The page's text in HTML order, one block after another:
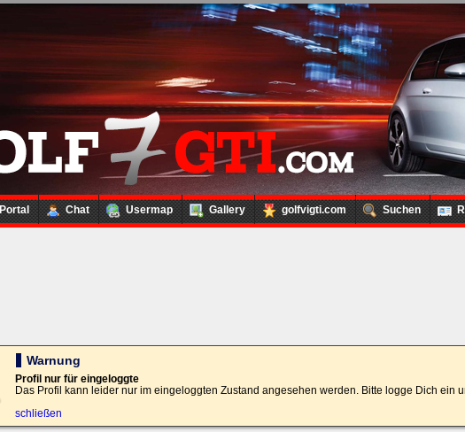
Portal Chat Usermap Gallery golfvigti.com Suchen
Loginbox
Trage
bitte
in
die
nachfolgenden
Felder
Deinen
Benutzernamen
und
Kennwort
ein,
um
Bei jedem Besuch
automatisch einloggen.
Warnung
Profil nur für eingeloggte
Das Profil kann leider nur im eingeloggten Zustand angesehen werden. Bitte logge Dich ein
schließen